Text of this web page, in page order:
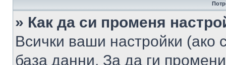
» Как да си променя
Всички ваши настройки (ако
база данни. За да ги